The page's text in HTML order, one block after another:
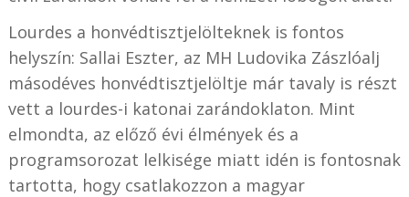
Lourdes a honvédtisztjelölteknek is fontos
helyszín: Sallai Eszter, az MH Ludovika Zászlóalj
másodéves honvédtisztjelöltje már tavaly is részt
vett a lourdes-i katonai zarándoklaton. Mint
elmondta, az előző évi élmények és a
programsorozat lelkisége miatt idén is fontosnak
tartotta, hogy csatlakozzon a magyar